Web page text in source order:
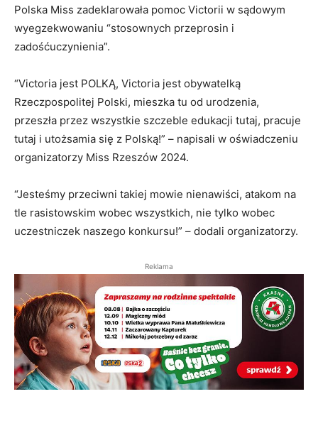
Polska Miss zadeklarowała pomoc Victorii w sądowym
wyegzekwowaniu “stosownych przeprosin i
zadośćuczynienia”.
“Victoria jest POLKĄ, Victoria jest obywatelką
Rzeczpospolitej Polski, mieszka tu od urodzenia,
przeszła przez wszystkie szczeble edukacji tutaj, pracuje
tutaj i utożsamia się z Polską!” – napisali w oświadczeniu
organizatorzy Miss Rzeszów 2024.
“Jesteśmy przeciwni takiej mowie nienawiści, atakom na
tle rasistowskim wobec wszystkich, nie tylko wobec
uczestniczek naszego konkursu!” – dodali organizatorzy.
Reklama